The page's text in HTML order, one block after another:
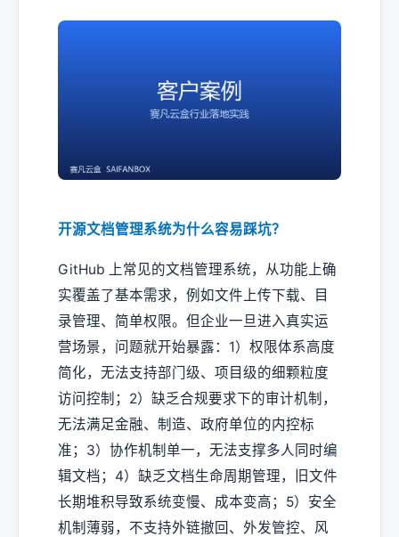
开源文档管理系统为什么容易踩坑？
GitHub 上常见的文档管理系统，从功能上确
实覆盖了基本需求，例如文件上传下载、目
录管理、简单权限。但企业一旦进入真实运
营场景，问题就开始暴露：1）权限体系高度
简化，无法支持部门级、项目级的细颗粒度
访问控制；2）缺乏合规要求下的审计机制，
无法满足金融、制造、政府单位的内控标
准；3）协作机制单一，无法支撑多人同时编
辑文档；4）缺乏文档生命周期管理，旧文件
长期堆积导致系统变慢、成本变高；5）安全
机制薄弱，不支持外链撤回、外发管控、风